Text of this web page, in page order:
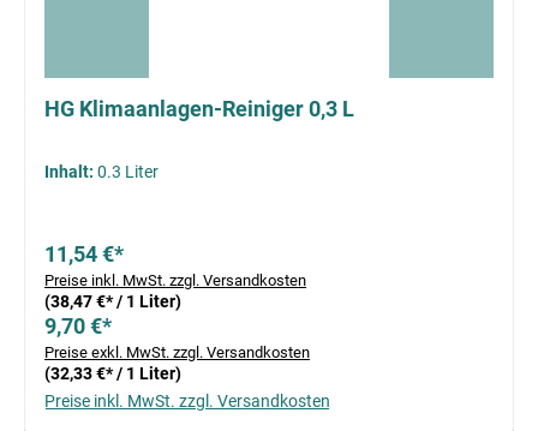
HG Klimaanlagen-Reiniger 0,3 L
Inhalt: 0.3 Liter
11,54 €*
Preise inkl. MwSt. zzgl. Versandkosten
(38,47 €* / 1 Liter)
9,70 €*
Preise exkl. MwSt. zzgl. Versandkosten
(32,33 €* / 1 Liter)
Preise inkl. MwSt. zzgl. Versandkosten